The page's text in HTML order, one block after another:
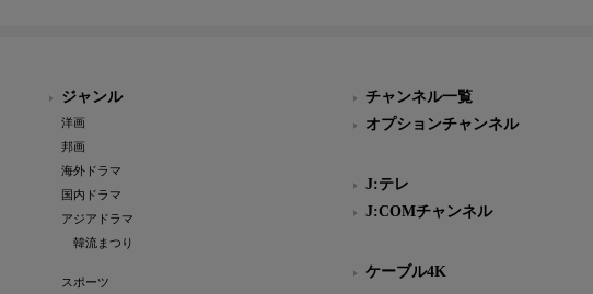
ジャンル
洋画
邦画
海外ドラマ
国内ドラマ
アジアドラマ
韓流まつり
スポーツ
チャンネル一覧
オプションチャンネル
J:テレ
J:COMチャンネル
ケーブル4K